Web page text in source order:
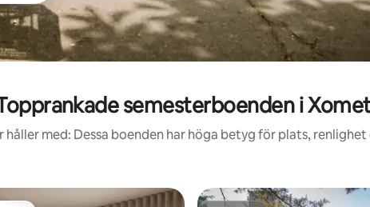
semesterboenden i
håller med: Dessa boenden har höga betyg för plats, renlighet